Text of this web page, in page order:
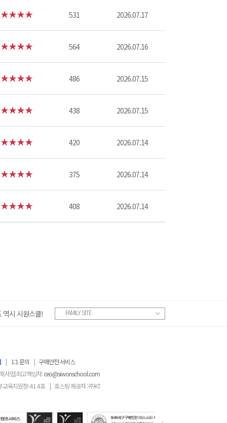
531 2026.07.17
564 2026.07.16
486 2026.07.15
438 2026.07.15
420 2026.07.14
375 2026.07.14
408 2026.07.14
역시 시원스쿨! FAMILY SITE
| 1:1 문의 | 구매안전 서비스
(사업)최고책임자:ceo@siwonschool.com
교육지원청-414호 | 호스팅 제공자 : ㈜KT